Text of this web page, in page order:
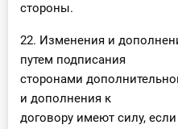
стороны.
22. Изменения и
путем подписания
сторонами
и дополнения к
договору имеют силу,